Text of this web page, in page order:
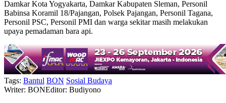
Damkar Kota Yogyakarta, Damkar Kabupaten Sleman, Personil
Babinsa Koramil 18/Pajangan, Polsek Pajangan, Personil Tagana,
Personil PSC, Personil PMI dan warga sekitar masih melakukan
upaya pemadaman bara api.
Tags: Bantul BON Sosial Budaya
Writer: BONEditor: Budiyono